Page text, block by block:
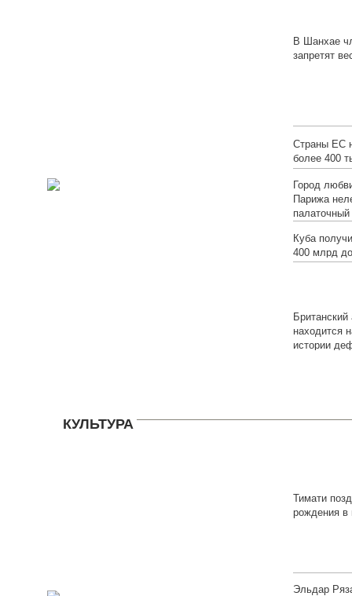
В Шанхае
запретят
Страны ЕС
более 400
Город
Парижа
палаточный
Куба
400 млрд
находится
истории
КУЛЬТУРА
Тимати
рождения в
Эльдар